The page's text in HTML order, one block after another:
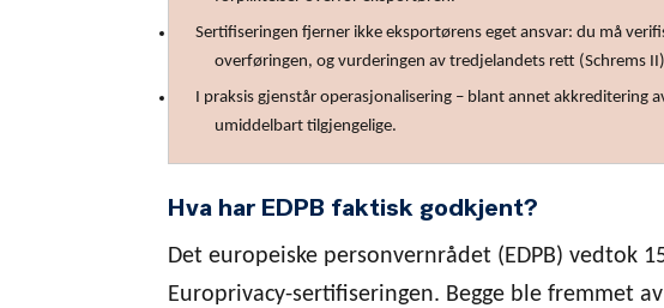
Sertifiseringen fjerner ikke eksportørens eget ansvar: du må
overføringen, og vurderingen av tredjelandets rett (Schrems
I praksis gjenstår operasjonalisering – blant annet akkreditering
umiddelbart tilgjengelige.
Hva har EDPB faktisk godkjent?
Det europeiske personvernrådet (EDPB) vedtok
Europrivacy-sertifiseringen. Begge ble fremmet